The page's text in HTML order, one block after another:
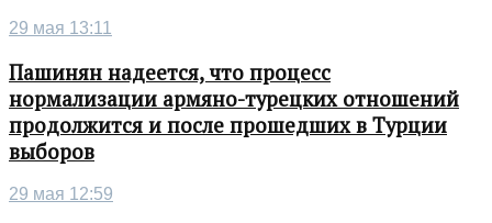
29 мая 13:11
Пашинян надеется, что процесс
нормализации армяно-турецких отношений
продолжится и после прошедших в Турции
выборов
29 мая 12:59